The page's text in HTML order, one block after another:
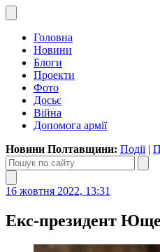
Головна
Новини
Блоги
Проекти
Фото
Досьє
Війна
Допомога армії
Новини Полтавщини: Події|
16 жовтня 2022, 13:31
Екс-президент